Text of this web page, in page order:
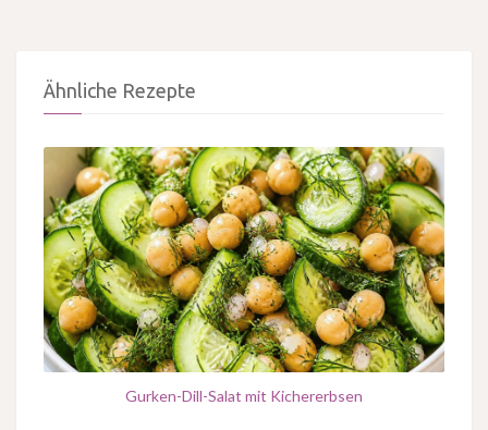
Ähnliche Rezepte
Gurken-Dill-Salat mit Kichererbsen